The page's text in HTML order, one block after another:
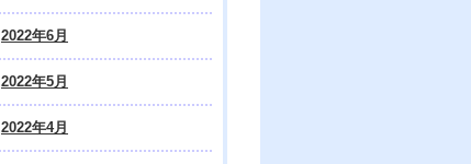
2022年6月
2022年5月
2022年4月